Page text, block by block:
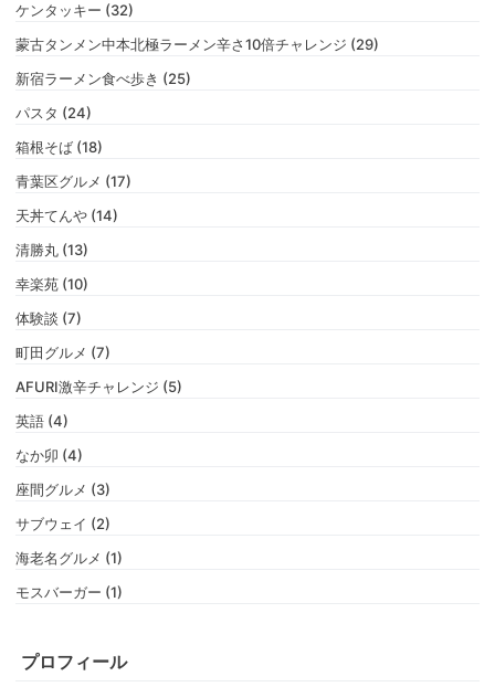
ケンタッキー (32)
蒙古タンメン中本北極ラーメン辛さ10倍チャレンジ (29)
新宿ラーメン食べ歩き (25)
パスタ (24)
箱根そば (18)
青葉区グルメ (17)
天丼てんや (14)
清勝丸 (13)
幸楽苑 (10)
体験談 (7)
町田グルメ (7)
AFURI激辛チャレンジ (5)
英語 (4)
なか卯 (4)
座間グルメ (3)
サブウェイ (2)
海老名グルメ (1)
モスバーガー (1)
プロフィール